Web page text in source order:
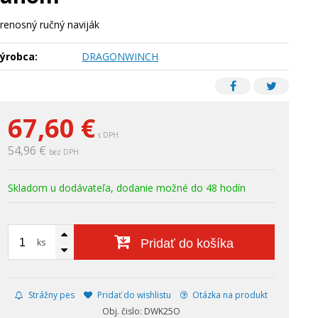
67,60 € s DPH
54,96 € bez DPH
Skladom u dodávateľa, dodanie možné do 48 hodín
ks Pridať do košíka
Strážny pes Pridať do wishlistu
Otázka na produkt
Obj. čislo: DWK25O
ručný naviják
DRAGONWINCH